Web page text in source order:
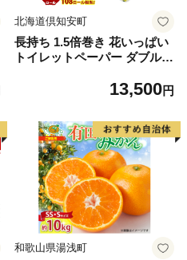
北海道倶知安町
長持ち 1.5倍巻き 花いっぱい
トイレットペーパー ダブル 4
プリント ハーブ 香り付き 日
品 備蓄 送料無料 北海道 倶知
安町 日用品
13,500円
和歌山県湯浅町